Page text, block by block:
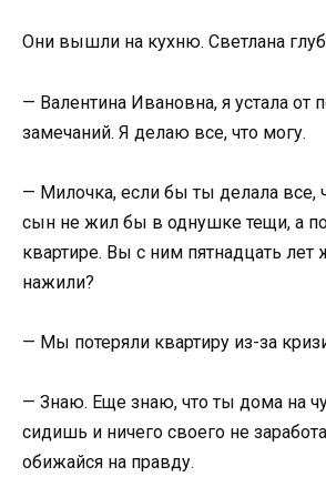
Они вышли на кухню. Светлана
— Валентина Ивановна, я устала от
замечаний. Я делаю все, что могу.
— Милочка, если бы ты делала
сын не жил бы в однушке тещи, а
квартире. Вы с ним пятнадцать лет
нажили?
— Мы потеряли квартиру из-за
— Знаю. Еще знаю, что ты дома на
сидишь и ничего своего не
обижайся на правду.